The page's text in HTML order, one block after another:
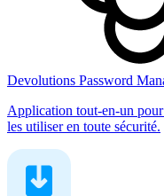
Devolutions Password
Application tout-en-un
les utiliser en toute sécurité.